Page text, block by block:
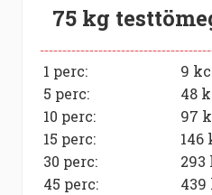
75 kg
1 perc: 9
5 perc:
48
10 perc:
97
15 perc:
146
30 perc:
293
45 perc:
439